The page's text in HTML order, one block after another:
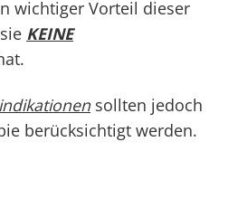
wichtiger Vorteil dieser
KEINE
sollten jedoch
berücksichtigt werden.